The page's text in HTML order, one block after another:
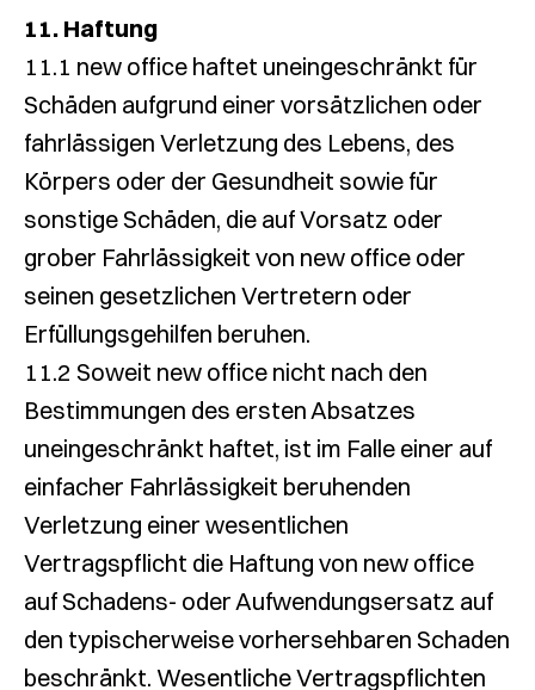
11. Haftung
11.1 new office haftet uneingeschränkt für
Schäden aufgrund einer vorsätzlichen oder
fahrlässigen Verletzung des Lebens, des
Körpers oder der Gesundheit sowie für
sonstige Schäden, die auf Vorsatz oder
grober Fahrlässigkeit von new office oder
seinen gesetzlichen Vertretern oder
Erfüllungsgehilfen beruhen.
11.2 Soweit new office nicht nach den
Bestimmungen des ersten Absatzes
uneingeschränkt haftet, ist im Falle einer auf
einfacher Fahrlässigkeit beruhenden
Verletzung einer wesentlichen
Vertragspflicht die Haftung von new office
auf Schadens- oder Aufwendungsersatz auf
den typischerweise vorhersehbaren Schaden
beschränkt. Wesentliche Vertragspflichten